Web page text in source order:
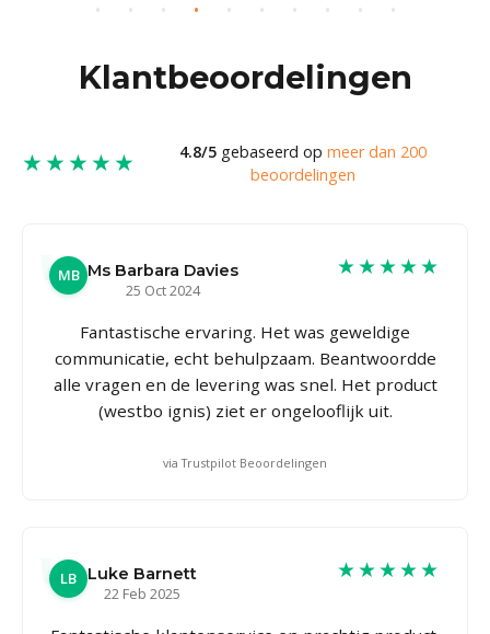
Klantbeoordelingen
★★★★★ 4.8/5gebaseerd op meer dan 200
beoordelingen
MB Ms Barbara Davies
25 Oct 2024
★★★★★
Fantastische ervaring. Het was geweldige
communicatie, echt behulpzaam. Beantwoordde
alle vragen en de levering was snel. Het product
(westbo ignis) ziet er ongelooflijk uit.
via Trustpilot Beoordelingen
LB
Luke Barnett
22 Feb 2025
★★★★★